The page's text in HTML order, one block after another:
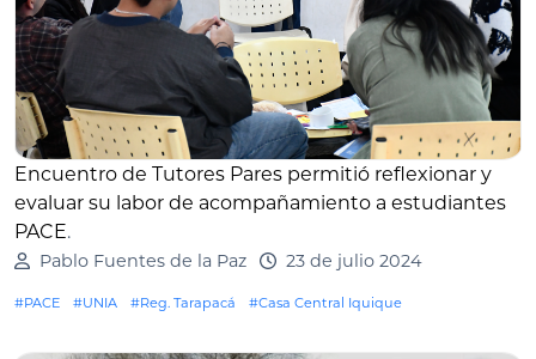
Encuentro de Tutores Pares permitió reflexionar y
evaluar su labor de acompañamiento a estudiantes
PACE.
Pablo Fuentes de la Paz 23 de julio 2024
#PACE #UNIA #Reg. Tarapacá #Casa Central Iquique